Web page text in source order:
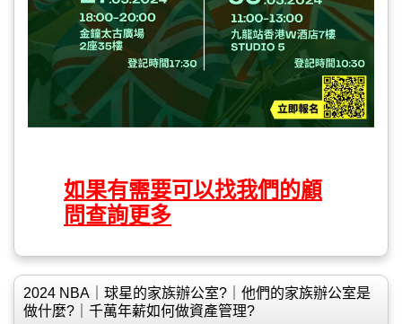
如果有需要可以找我們的顧
問查詢更多
2024 NBA｜球星的家族辦公室?｜他們的家族辦公室是
做什麼?｜千萬年薪如何做資產管理?